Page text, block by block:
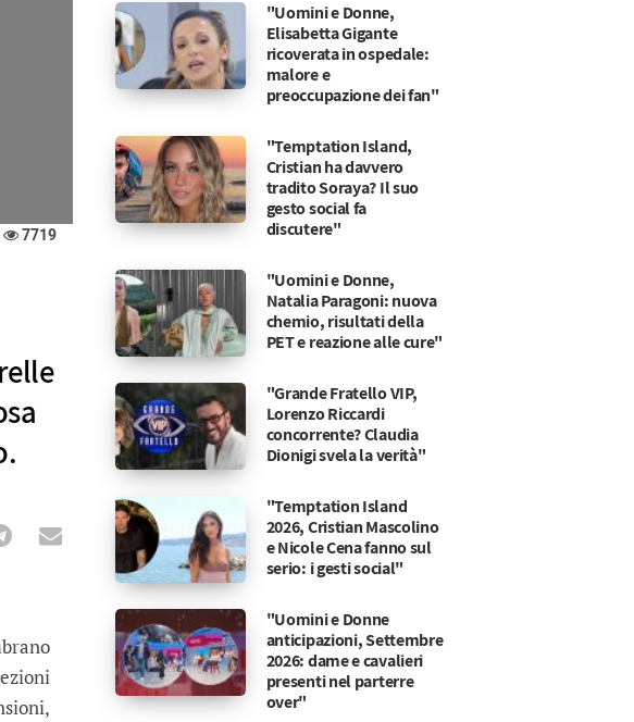
7719
le nuove rivelazioni
sempre più distanti: ecco cosa è emerso e quali sono gli
"Uomini e Donne,
Elisabetta Gigante
ricoverata in ospedale:
malore e
preoccupazione dei fan"
"Temptation Island,
Cristian ha davvero
tradito Soraya? Il suo
gesto social fa
discutere"
"Uomini e Donne,
Natalia Paragoni: nuova
chemio, risultati della
PET e reazione alle cure"
"Grande Fratello VIP,
Lorenzo Riccardi
concorrente? Claudia
Dionigi svela la verità"
"Temptation Island
2026, Cristian Mascolino
e Nicole Cena fanno sul
serio: i gesti social"
"Uomini e Donne
anticipazioni, Settembre
2026: dame e cavalieri
presenti nel parterre
over"